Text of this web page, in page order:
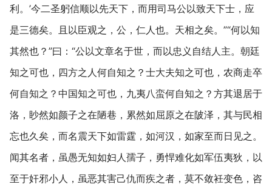
利。’今二圣躬信顺以先天下，而用司马公以致天下士，应
是三德矣。且以臣观之，公，仁人也。天相之矣。”“何以知
其然也？”曰：“公以文章名于世，而以忠义自结人主。朝廷
知之可也，四方之人何自知之？士大夫知之可也，农商走卒
何自知之？中国知之可也，九夷八蛮何自知之？方其退居于
洛，眇然如颜子之在陋巷，累然如屈原之在陂泽，其与民相
忘也久矣，而名震天下如雷霆，如河汉，如家至而日见之。
闻其名者，虽愚无知如妇人孺子，勇悍难化如军伍夷狄，以
至于奸邪小人，虽恶其害己仇而疾之者，莫不敛衽变色，咨